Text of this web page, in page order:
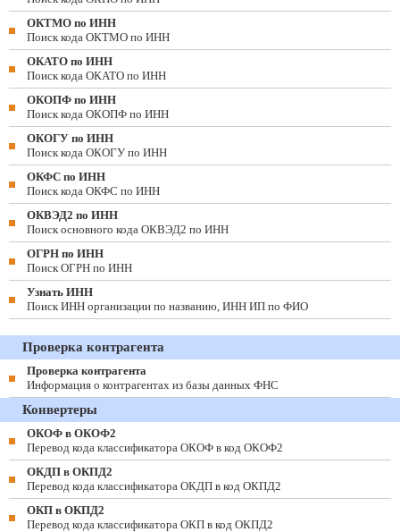
ОКТМО по ИНН
Поиск кода ОКТМО по ИНН
ОКАТО по ИНН
Поиск кода ОКАТО по ИНН
ОКОПФ по ИНН
Поиск кода ОКОПФ по ИНН
ОКОГУ по ИНН
Поиск кода ОКОГУ по ИНН
ОКФС по ИНН
Поиск кода ОКФС по ИНН
ОКВЭД2 по ИНН
Поиск основного кода ОКВЭД2 по ИНН
ОГРН по ИНН
Поиск ОГРН по ИНН
Узнать ИНН
Поиск ИНН организации по названию, ИНН ИП по ФИО
Проверка контрагента
Проверка контрагента
Информация о контрагентах из базы данных ФНС
Конвертеры
ОКОФ в ОКОФ2
Перевод кода классификатора ОКОФ в код ОКОФ2
ОКДП в ОКПД2
Перевод кода классификатора ОКДП в код ОКПД2
ОКП в ОКПД2
Перевод кода классификатора ОКП в код ОКПД2